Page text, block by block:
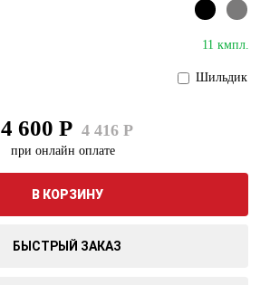
11 кмпл.
Шильдик
4 600 Р 4 416 Р
при онлайн оплате
В КОРЗИНУ
БЫСТРЫЙ ЗАКАЗ